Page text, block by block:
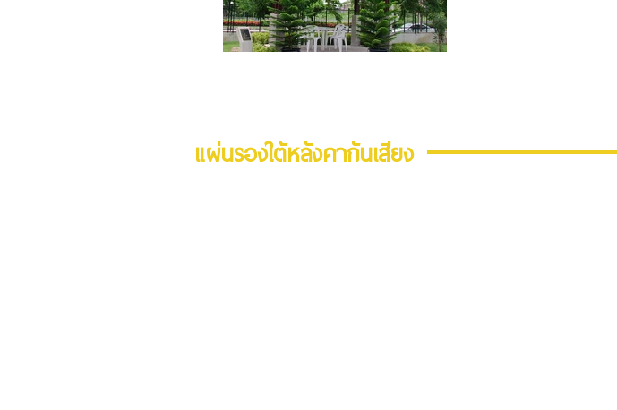
แผ่นรองใต้หลังคากันเสียง